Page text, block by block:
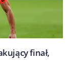
finał,